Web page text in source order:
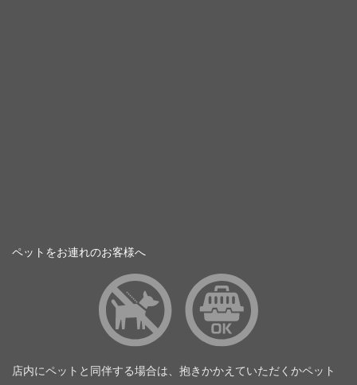
ペットをお連れのお客様へ
店内にペットと同伴する場合は、抱きかかえていただくかペット